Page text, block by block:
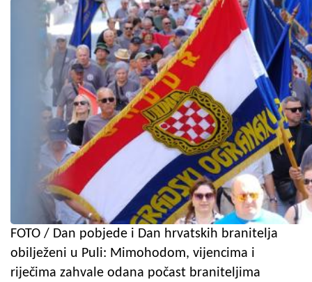
FOTO / Dan pobjede i Dan hrvatskih branitelja
obilježeni u Puli: Mimohodom, vijencima i
riječima zahvale odana počast braniteljima